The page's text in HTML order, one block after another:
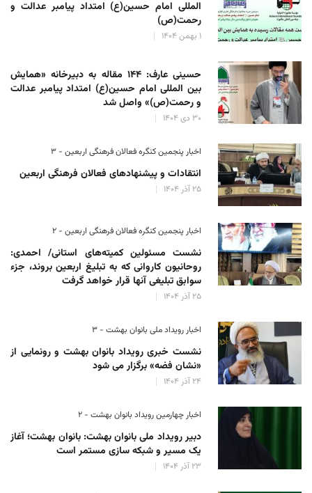
المللی امام حسین(ع) امتداد پیامبر عدالت و
رحمت(ص)
۱ بهمن ۱۴۰۴
حسینی عارف: ۱۴۴ مقاله به دبیرخانه «همایش
بین المللی امام حسین(ع) امتداد پیامبر عدالت
و رحمت(ص)» واصل شد
۳۰ دی ۱۴۰۴
اخبار پنجمین کنگره فعالان فرهنگی اربعین - ۳
انتقادات و پیشنهادهای فعالان فرهنگی اربعین
۲۵ آذر ۱۴۰۴
اخبار پنجمین کنگره فعالان فرهنگی اربعین - ۲
نشست مسئولین کمیته‌های استانی/ احمدی:
روحانیون کاروانی که به تبلیغ اربعین بروند، جزء
سوابق تبلیغی آنها قرار خواهد گرفت
۲۵ آذر ۱۴۰۴
اخبار رویداد ملی بانوان بهشت - ۳
نشست خبری رویداد بانوان بهشت و رونمایی از
«نشان فضه» برگزار می شود
۲۴ آذر ۱۴۰۴
اخبار چهارمین رویداد بانوان بهشت - ۲
دبیر رویداد ملی بانوان بهشت: بانوان بهشت؛ آغاز
یک مسیر و شبکه سازی مستمر است
۲۳ آذر ۱۴۰۴